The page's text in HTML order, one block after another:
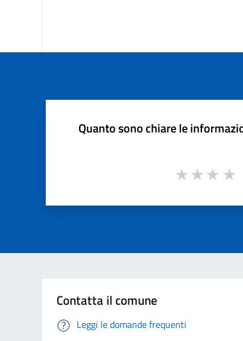
Quanto sono chiare le
Contatta il comune
Leggi le domande frequenti